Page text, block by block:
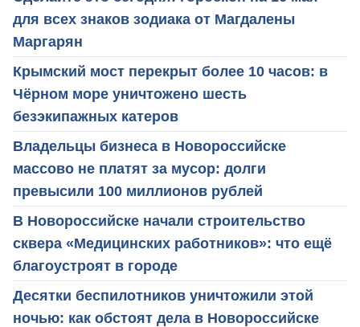
для всех знаков зодиака от Магдалены
Маргарян
Крымский мост перекрыт более 10 часов: в
Чёрном море уничтожено шесть
безэкипажных катеров
Владельцы бизнеса в Новороссийске
массово не платят за мусор: долги
превысили 100 миллионов рублей
В Новороссийске начали строительство
сквера «Медицинских работников»: что ещё
благоустроят в городе
Десятки беспилотников уничтожили этой
ночью: как обстоят дела в Новороссийске